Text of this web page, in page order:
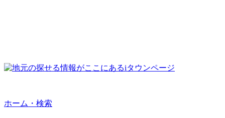
ホーム・検索